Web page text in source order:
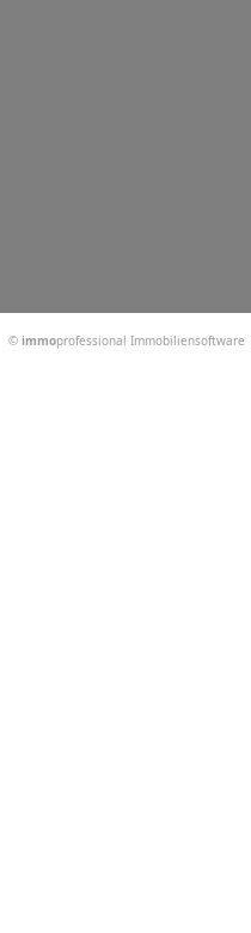
© immoprofessional Immobiliensoftware